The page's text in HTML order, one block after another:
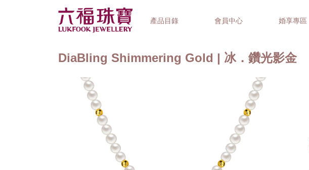
產品目錄 會員中心 婚享專區
鐘錶品牌
DiaBling Shimmering Gold | 冰．鑽光影金